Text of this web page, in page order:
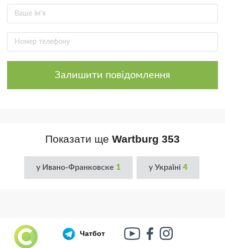
Залишити повідомлення
Показати ще Wartburg 353
у Ивано-Франковске 1 у Україні 4
Чатбот